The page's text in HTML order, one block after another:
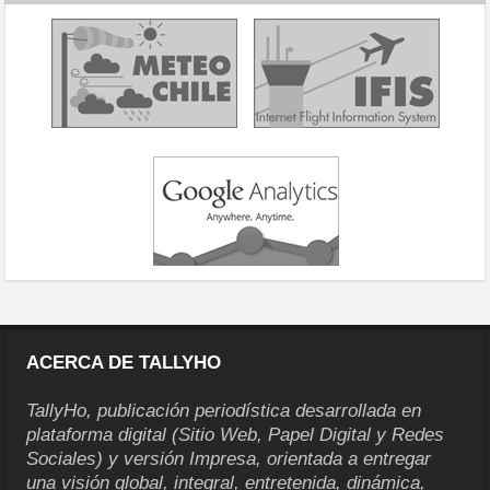
ACERCA DE TALLYHO
TallyHo, publicación periodística desarrollada en
plataforma digital (Sitio Web, Papel Digital y Redes
Sociales) y versión Impresa, orientada a entregar
una visión global, integral, entretenida, dinámica,